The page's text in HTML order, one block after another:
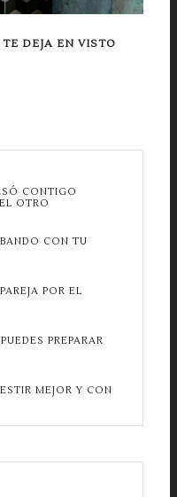
DEJA EN VISTO
CONTIGO
OTRO
CON TU
POR EL
PREPARAR
MEJOR Y CON